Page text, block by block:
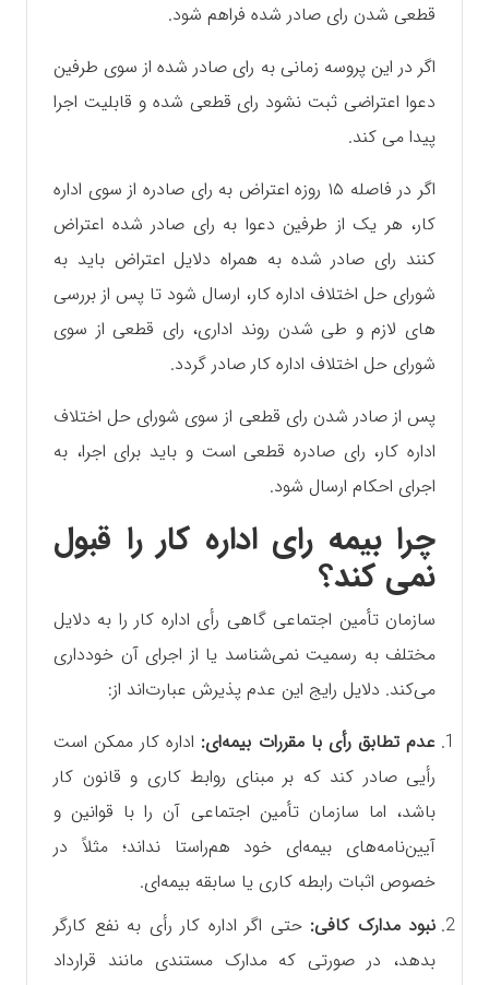
قطعی شدن رای صادر شده فراهم شود.
اگر در این پروسه زمانی به رای صادر شده از سوی طرفین
دعوا اعتراضی ثبت نشود رای قطعی شده و قابلیت اجرا
پیدا می کند.
اگر در فاصله ۱۵ روزه اعتراض به رای صادره از سوی اداره
کار، هر یک از طرفین دعوا به رای صادر شده اعتراض
کنند رای صادر شده به همراه دلایل اعتراض باید به
شورای حل اختلاف اداره کار، ارسال شود تا پس از بررسی
های لازم و طی شدن روند اداری، رای قطعی از سوی
شورای حل اختلاف اداره کار صادر گردد.
پس از صادر شدن رای قطعی از سوی شورای حل اختلاف
اداره کار، رای صادره قطعی است و باید برای اجرا، به
اجرای احکام ارسال شود.
چرا بیمه رای اداره کار را قبول
نمی کند؟
سازمان تأمین اجتماعی گاهی رأی اداره کار را به دلایل
مختلف به رسمیت نمی‌شناسد یا از اجرای آن خودداری
می‌کند. دلایل رایج این عدم پذیرش عبارت‌اند از:
عدم تطابق رأی با مقررات بیمه‌ای: اداره کار ممکن است
رأیی صادر کند که بر مبنای روابط کاری و قانون کار
باشد، اما سازمان تأمین اجتماعی آن را با قوانین و
آیین‌نامه‌های بیمه‌ای خود هم‌راستا نداند؛ مثلاً در
خصوص اثبات رابطه کاری یا سابقه بیمه‌ای.
نبود مدارک کافی: حتی اگر اداره کار رأی به نفع کارگر
بدهد، در صورتی که مدارک مستندی مانند قرارداد